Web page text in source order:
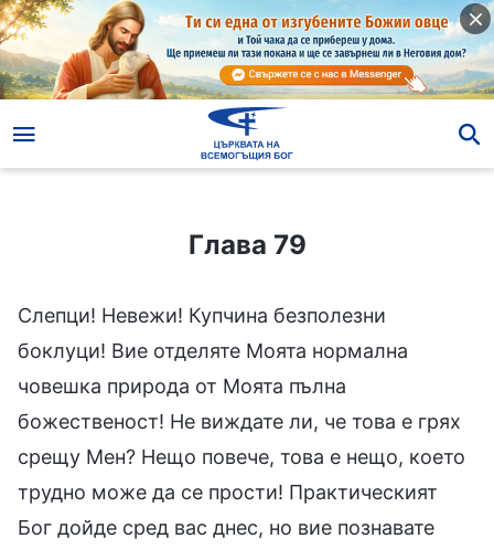
Глава 79
Слепци! Невежи! Купчина безполезни
боклуци! Вие отделяте Моята нормална
човешка природа от Моята пълна
божественост! Не виждате ли, че това е грях
срещу Мен? Нещо повече, това е нещо, което
трудно може да се прости! Практическият
Бог дойде сред вас днес, но вие познавате